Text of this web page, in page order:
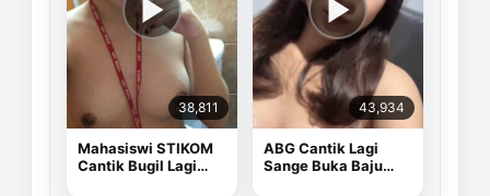
38,811
Mahasiswi STIKOM
Cantik Bugil Lagi
43,934
ABG Cantik Lagi
Sange Buka Baju